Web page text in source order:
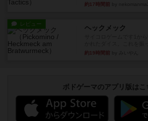
約17時間前
レビュー ヘックメック
約19時間前
ボドゲーマのアプリ版はこ